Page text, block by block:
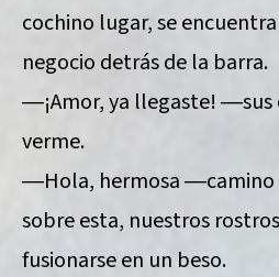
cochino lugar, se
negocio detrás de la barra.
―¡Amor, ya llegaste! ―sus
verme.
―Hola, hermosa ―camino
sobre esta, nuestros
fusionarse en un beso.